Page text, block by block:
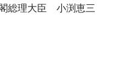
総理大臣 小渕恵三